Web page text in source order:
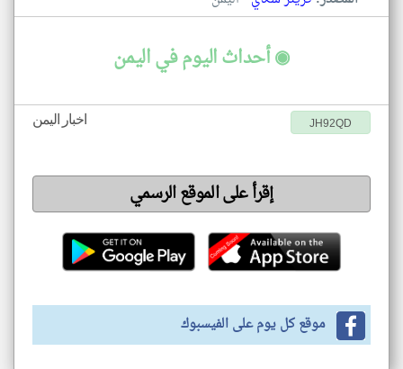
◉ أحداث اليوم في اليمن
اخبار اليمن JH92QD
إقرأ على الموقع الرسمي
موقع كل يوم على الفيسبوك